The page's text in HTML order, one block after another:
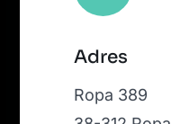
|Map tiles by
OpenStreetMap, under ODbL.
Adres
Ropa 389